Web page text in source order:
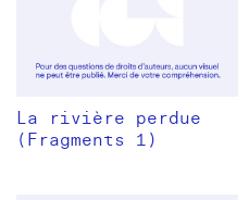
La rivière perdue
(Fragments 1)